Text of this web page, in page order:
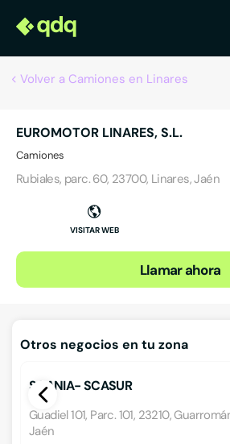
Volver a Camiones en Linares
EUROMOTOR LINARES, S.L.
Camiones
Rubiales, parc. 60, 23700, Linares, Jaén
VISITAR WEB
Llamar ahora
Otros negocios en tu zona
SCANIA- SCASUR
Guadiel 101, Parc. 101, 23210,
Jaén